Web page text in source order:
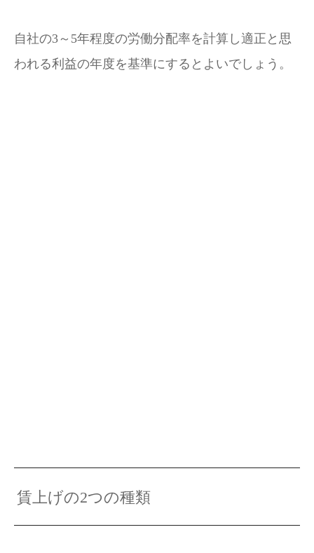
自社の3～5年程度の労働分配率を計算し適正と思
われる利益の年度を基準にするとよいでしょう。
賃上げの2つの種類